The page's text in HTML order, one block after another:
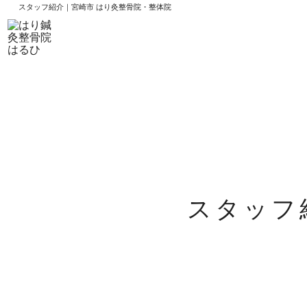
スタッフ紹介｜宮崎市 はり灸整骨院・整体院
スタッフ